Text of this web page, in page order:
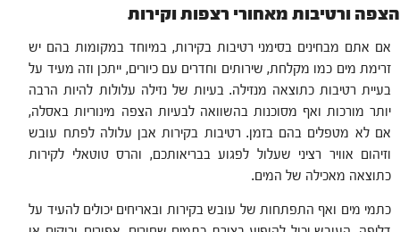
הצפה ורטיבות מאחורי רצפות וקירות
אם אתם מבחינים בסימני רטיבות בקירות, במיוחד במקומות בהם יש
זרימת מים כמו מקלחת, שירותים וחדרים עם כיורים, ייתכן וזה מעיד על
בעיית רטיבות כתוצאה מנזילה. בעיות של נזילה עלולות להיות הרבה
יותר מורכות ואף מסוכנות בהשוואה לבעיות הצפה מינוריות באסלה,
אם לא מטפלים בהם בזמן. רטיבות בקירות אבן עלולה לפתח עובש
וזיהום אוויר רציני שעלול לפגוע בבריאותכם, והרס טוטאלי לקירות
כתוצאה מאכילה של המים.
כתמי מים ואף התפתחות של עובש בקירות ובאריחים יכולים להעיד על